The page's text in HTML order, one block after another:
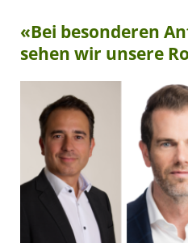
«Bei besonderen
sehen wir unsere